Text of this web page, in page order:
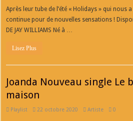
Après leur tube de l’été « Holidays » qui nous
continue pour de nouvelles sensations !
DE JAY WILLIAMS Né à …
Lisez Plus
Joanda Nouveau single Le
maison
Playlist 22 octobre 2020 Artiste 0